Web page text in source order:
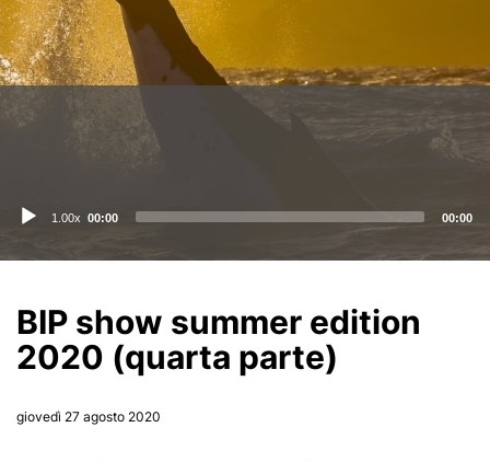
Audio
1.00x 00:00 00:00
BIP show summer edition
2020 (quarta parte)
giovedì 27 agosto 2020